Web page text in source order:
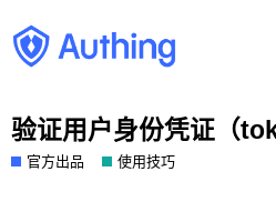
验证用户身份凭证（
官方出品 使用技巧